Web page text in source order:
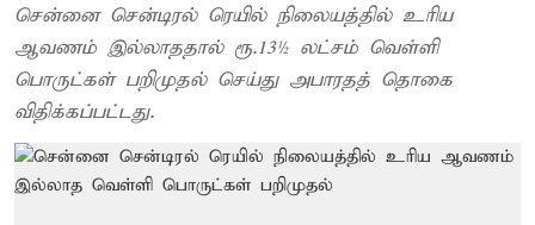
சென்னை சென்டிரல் ரெயில் நிலையத்தில் உரிய
ஆவணம் இல்லாததால் ரூ.13½ லட்சம் வெள்ளி
பொருட்கள் பறிமுதல் செய்து அபாரதத் தொகை
விதிக்கப்பட்டது.